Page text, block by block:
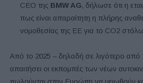
CEO της BMW AG, δήλωσε ότι η
πως είναι απαραίτητη η πλήρης
νομοθεσίας της ΕΕ για το CO2
Από το 2025 – δηλαδή σε λιγότερο από
απαιτήσει οι εκπομπές των νέων
πωλούνται στην Ευρώπη να μειωθούν